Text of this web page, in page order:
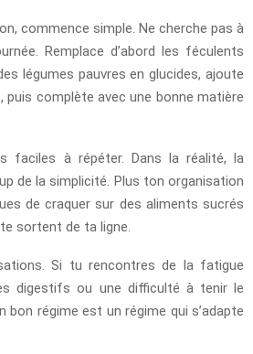
commence simple. Ne cherche pas à
Remplace d’abord les féculents
légumes pauvres en glucides, ajoute
puis complète avec une bonne matière
faciles à répéter. Dans la réalité, la
de la simplicité. Plus ton organisation
de craquer sur des aliments sucrés
sortent de ta ligne.
Si tu rencontres de la fatigue
digestifs ou une difficulté à tenir le
bon régime est un régime qui s’adapte